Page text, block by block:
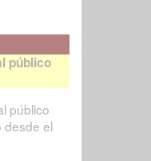
público
público
desde el